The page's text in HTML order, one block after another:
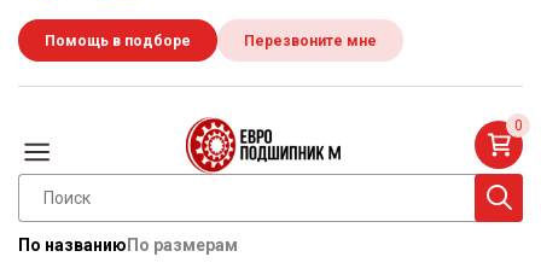
Помощь в подборе Перезвоните мне
По названию По размерам
0